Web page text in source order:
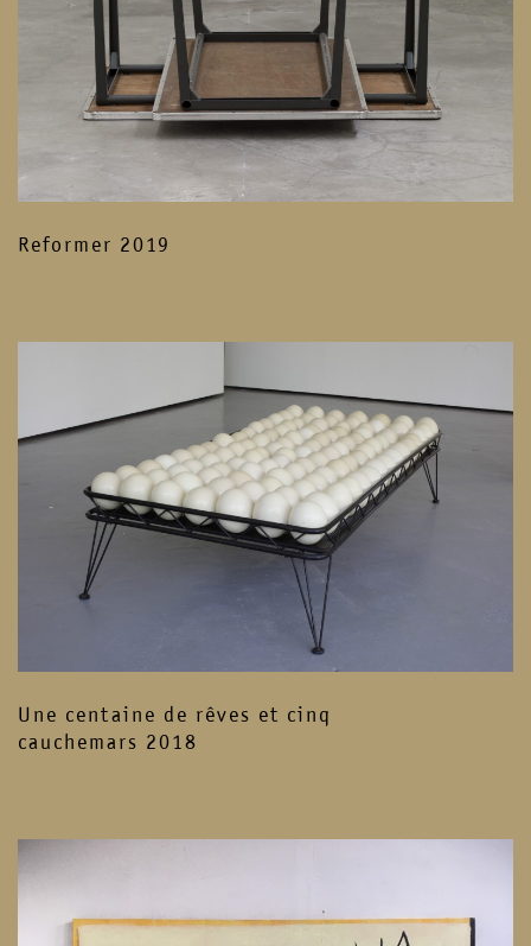
Reformer 2019
Une centaine de rêves et cinq
cauchemars 2018